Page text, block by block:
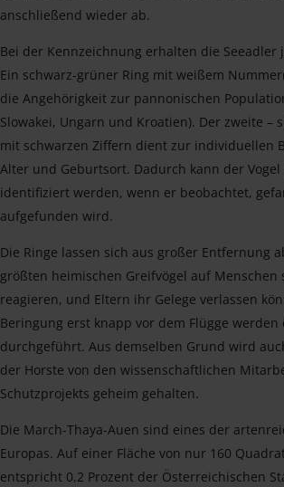
anschließend wieder ab.
Bei der Kennzeichnung erhalten die Seeadler
Ein schwarz-grüner Ring mit weißem
die Angehörigkeit zur pannonischen
Slowakei, Ungarn und Kroatien). Der zweite –
mit schwarzen Ziffern dient zur individuellen
Alter und Geburtsort. Dadurch kann der
identifiziert werden, wenn er beobachtet,
aufgefunden wird.
Die Ringe lassen sich aus großer Entfernung
größten heimischen Greifvögel auf
reagieren, und Eltern ihr Gelege verlassen
Beringung erst knapp vor dem Flügge werden
durchgeführt. Aus demselben Grund wird
der Horste von den wissenschaftlichen
Schutzprojekts geheim gehalten.
Die March-Thaya-Auen sind eines der
Europas. Auf einer Fläche von nur 160
entspricht 0,2 Prozent der Österreichischen